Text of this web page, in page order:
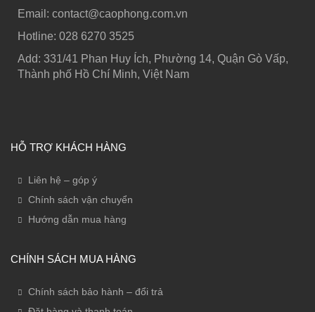
Email: contact@caophong.com.vn
Hotline: ‭028 6270 3525
Add: 331/41 Phan Huy Ích, Phường 14, Quận Gò Vấp,
Thành phố Hồ Chí Minh, Việt Nam
HỖ TRỢ KHÁCH HÀNG
Liên hệ – góp ý
Chính sách vận chuyển
Hướng dẫn mua hàng
CHÍNH SÁCH MUA HÀNG
Chính sách bảo hành – đổi trả